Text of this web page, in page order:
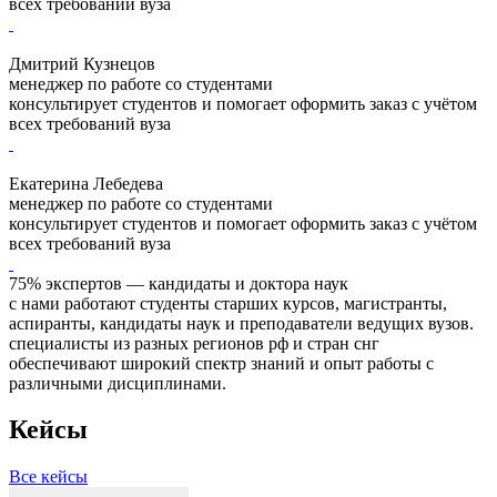
Дмитрий Кузнецов
менеджер по работе со студентами
консультирует студентов и помогает оформить заказ с учётом
всех требований вуза
Екатерина Лебедева
менеджер по работе со студентами
консультирует студентов и помогает оформить заказ с учётом
всех требований вуза
75% экспертов — кандидаты и доктора наук
с нами работают студенты старших курсов, магистранты,
аспиранты, кандидаты наук и преподаватели ведущих вузов.
специалисты из разных регионов рф и стран снг
обеспечивают широкий спектр знаний и опыт работы с
различными дисциплинами.
Кейсы
Все кейсы